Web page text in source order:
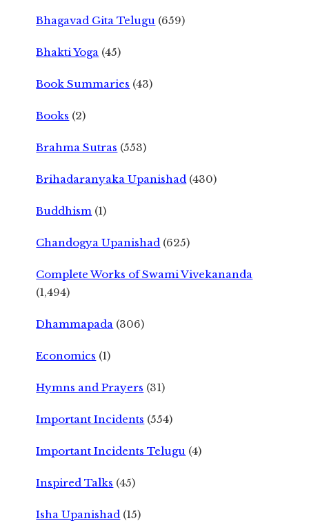
Bhagavad Gita Telugu (659)
Bhakti Yoga (45)
Book Summaries (43)
Books (2)
Brahma Sutras (553)
Brihadaranyaka Upanishad (430)
Buddhism (1)
Chandogya Upanishad (625)
Complete Works of Swami Vivekananda
(1,494)
Dhammapada (306)
Economics (1)
Hymns and Prayers (31)
Important Incidents (554)
Important Incidents Telugu (4)
Inspired Talks (45)
Isha Upanishad (15)